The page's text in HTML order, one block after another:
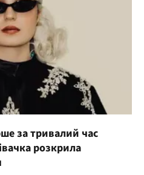
за тривалий час
розкрила